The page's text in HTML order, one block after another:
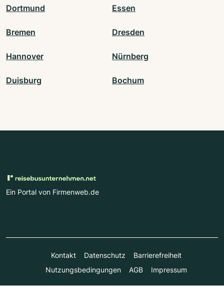
Dortmund Essen
Bremen Dresden
Hannover Nürnberg
Duisburg Bochum
Ein Portal von Firmenweb.de
Kontakt Datenschutz
Barrierefreiheit
Nutzungsbedingungen
AGB Impressum